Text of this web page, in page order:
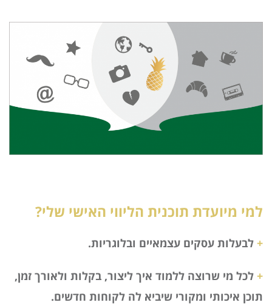
למי מיועדת תוכנית הליווי האישי שלי?
+ לבעלות עסקים עצמאיים ובלוגריות.
+ לכל מי שרוצה ללמוד איך ליצור, בקלות ולאורך זמן,
תוכן איכותי ומקורי שיביא לה לקוחות חדשים.